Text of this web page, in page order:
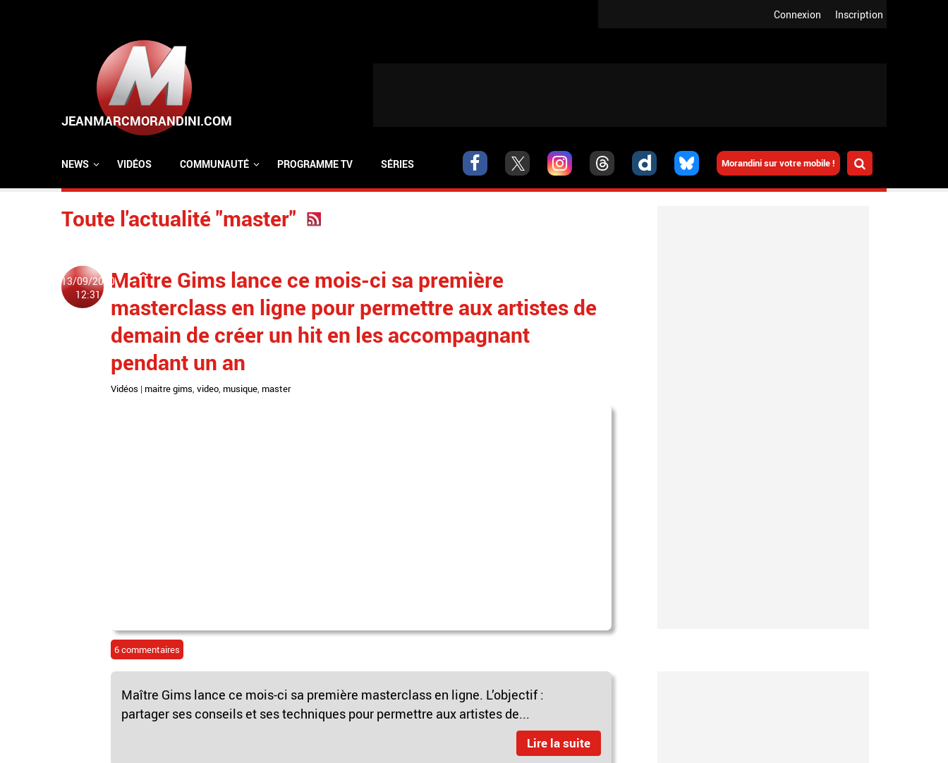
Inscription
Connexion
Morandini sur votre mobile !
NEWS VIDÉOS COMMUNAUTÉ PROGRAMME TV SÉRIES
Toute l'actualité "master"
13/09/2020
12:31
Maître Gims lance ce mois-ci sa première
masterclass en ligne pour permettre aux artistes de
demain de créer un hit en les accompagnant
pendant un an
Vidéos | maitre gims, video, musique, master
6 commentaires
Maître Gims lance ce mois-ci sa première masterclass en ligne. L’objectif :
partager ses conseils et ses techniques pour permettre aux artistes de...
Lire la suite